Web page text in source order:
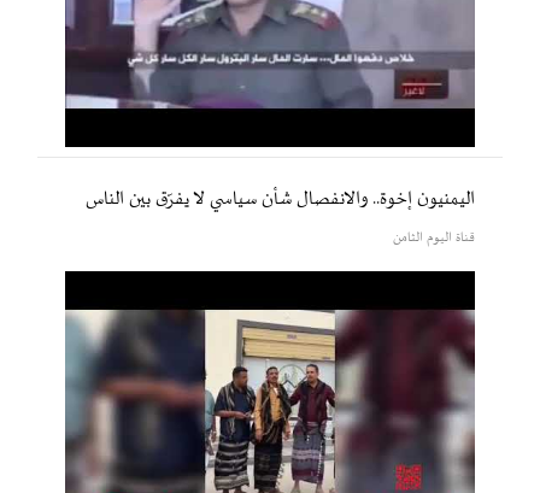
اليمنيون إخوة.. والانفصال شأن سياسي لا يفرّق بين الناس
قناة اليوم الثامن